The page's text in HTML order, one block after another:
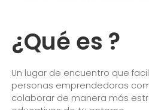
¿Qué es ?
Un lugar de encuentro que
personas emprendedoras
colaborar de manera más